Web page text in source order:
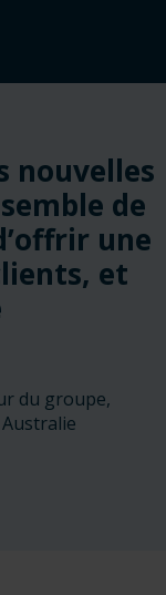
nouvelles
de
une
et
du groupe,